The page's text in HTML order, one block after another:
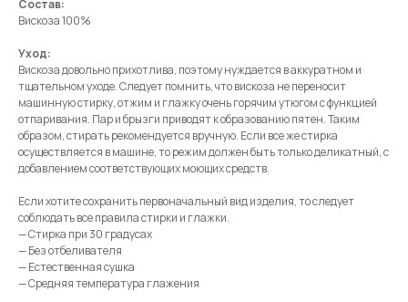
Состав:
Вискоза 100%
Уход:
Вискоза довольно прихотлива, поэтому нуждается в аккуратном и
тщательном уходе. Следует помнить, что вискоза не переносит
машинную стирку, отжим и глажку очень горячим утюгом с функцией
отпаривания. Пар и брызги приводят к образованию пятен. Таким
образом, стирать рекомендуется вручную. Если все же стирка
осуществляется в машине, то режим должен быть только деликатный, с
добавлением соответствующих моющих средств.
Если хотите сохранить первоначальный вид изделия, то следует
соблюдать все правила стирки и глажки.
— Стирка при 30 градусах
— Без отбеливателя
— Естественная сушка
— Средняя температура глажения
Shop
MENU
Terms & Conditions